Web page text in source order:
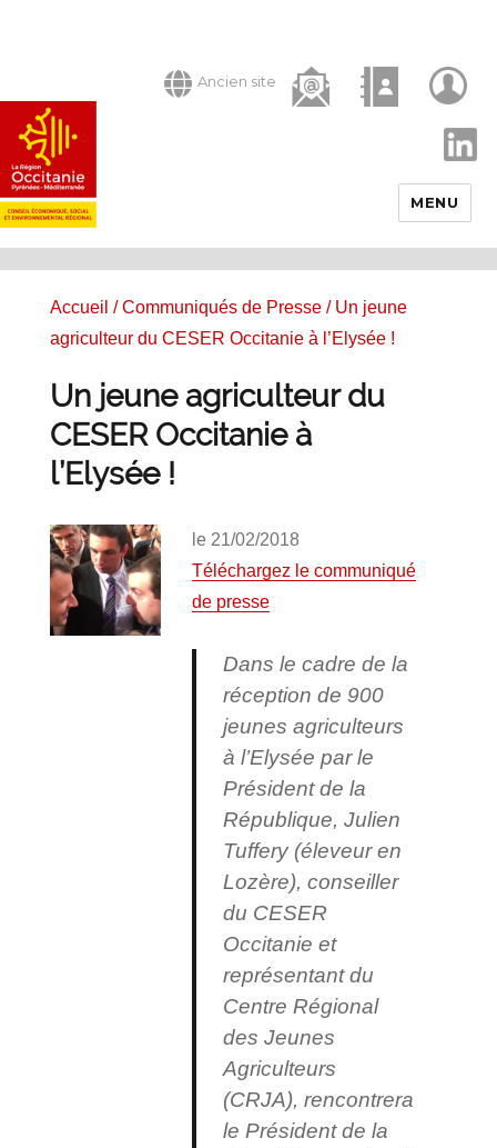
Ancien site
MENU
Accueil /Communiqués de Presse/ Un jeune
agriculteur du CESER Occitanie à l’Elysée !
Un jeune agriculteur du
CESER Occitanie à
l’Elysée !
le 21/02/2018
Téléchargez le communiqué
de presse
Dans le cadre de la
réception de 900
jeunes agriculteurs
à l’Elysée par le
Président de la
République, Julien
Tuffery (éleveur en
Lozère), conseiller
du CESER
Occitanie et
représentant du
Centre Régional
des Jeunes
Agriculteurs
(CRJA), rencontrera
le Président de la